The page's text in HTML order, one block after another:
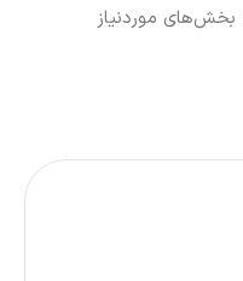
بخش‌های موردنیاز